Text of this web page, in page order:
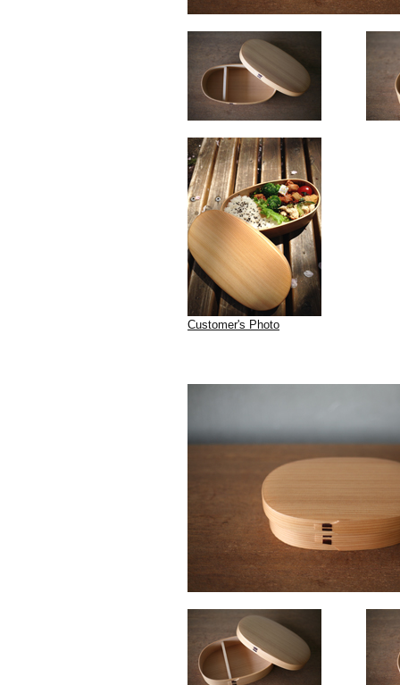
Customer's Photo